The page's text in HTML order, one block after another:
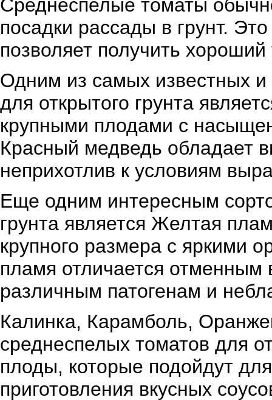
Среднеспелые томаты
посадки рассады в грунт.
позволяет получить
Одним из самых известных и
для открытого грунта
крупными плодами с
Красный медведь обладает
неприхотлив к условиям
Еще одним интересным
грунта является Желтая
крупного размера с яркими
пламя отличается отменным
различным патогенам и
Калинка, Карамболь,
среднеспелых томатов для
плоды, которые подойдут
приготовления вкусных